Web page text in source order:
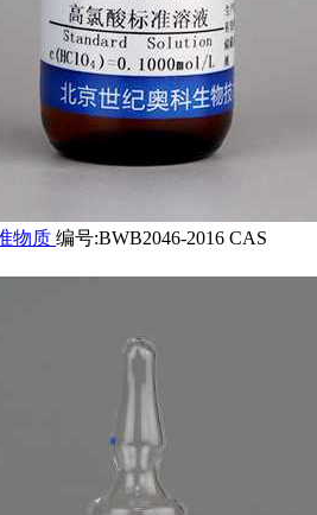
物质 编号:BWB2046-2016 CAS